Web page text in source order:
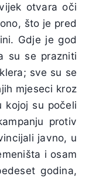
otvara oči
što je pred
Gdje je god
su se prazniti
sve su se
mjeseci kroz
kojoj su počeli
protiv
javno, u
i osam
godina,